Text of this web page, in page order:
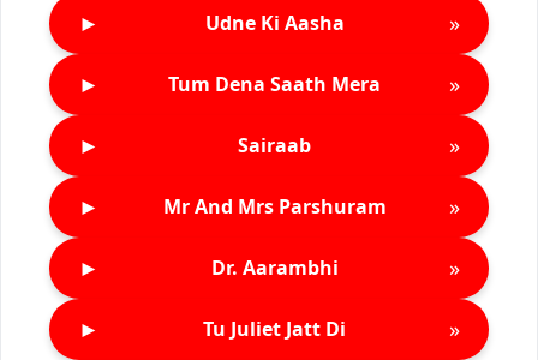
► Udne Ki Aasha »
► Tum Dena Saath Mera »
► Sairaab »
► Mr And Mrs Parshuram »
► Dr. Aarambhi »
► Tu Juliet Jatt Di »